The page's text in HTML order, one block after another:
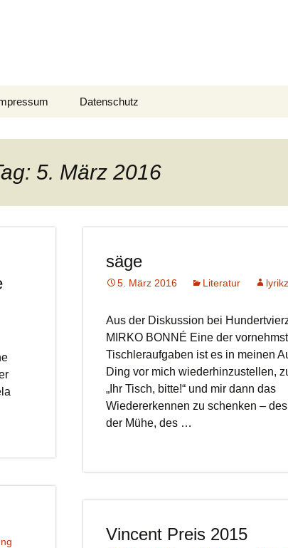
Datenschutz
5. März 2016
säge
5. März 2016 Literatur
Aus der Diskussion bei
MIRKO BONNÉ Eine der
Tischleraufgaben ist es in meinen
Ding vor mich wiederhinzustellen,
„Ihr Tisch, bitte!“ und mir dann das
Wiedererkennen zu schenken –
der Mühe, des …
Vincent Preis 2015